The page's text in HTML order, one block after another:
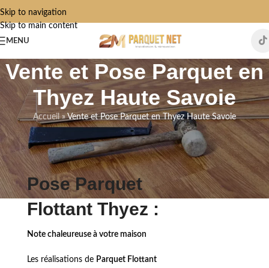
Skip to navigation
Skip to main content
MENU
Vente et Pose Parquet en
Thyez Haute Savoie
Accueil»Vente et Pose Parquet en Thyez Haute Savoie
Pose Parquet
Flottant Thyez :
Note chaleureuse à votre maison
Les réalisationsde Parquet Flottant